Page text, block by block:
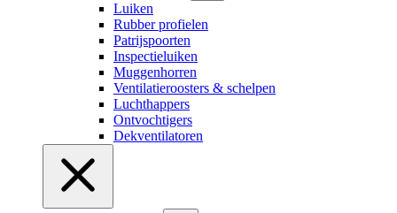
Luiken
Rubber profielen
Patrijspoorten
Inspectieluiken
Muggenhorren
Ventilatieroosters & schelpen
Luchthappers
Ontvochtigers
Dekventilatoren